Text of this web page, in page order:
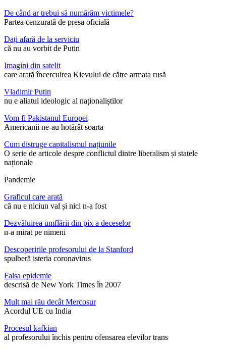
De când ar trebui să numărăm victimele?
Partea cenzurată de presa oficială
Dați afară de la serviciu
că nu au vorbit de Putin
Imagini din satelit
care arată încercuirea Kievului de către armata rusă
Vladimir Putin
nu e aliatul ideologic al naționaliștilor
Vom fi Pakistanul Europei
Americanii ne-au hotărât soarta
Cum distruge capitalismul națiunile
O serie de articole despre conflictul dintre liberalism și statele
naționale
Pandemie
Graficul care arată
că nu e niciun val și nici n-a fost
Dezvăluirea umflării din pix a deceselor
n-a mirat pe nimeni
Descoperirile profesorului de la Stanford
spulberă isteria coronavirus
Falsa epidemie
descrisă de New York Times în 2007
Mult mai rău decât Mercosur
Acordul UE cu India
Procesul kafkian
al profesorului închis pentru ofensarea elevilor trans